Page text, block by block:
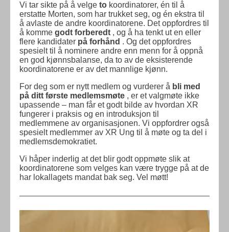
Vi tar sikte på å velge to koordinatorer, én til å
erstatte Morten, som har trukket seg, og én ekstra til
å avlaste de andre koordinatorene. Det oppfordres til
å komme godt forberedt , og å ha tenkt ut en eller
flere kandidater på forhånd . Og det oppfordres
spesielt til å nominere andre enn menn for å oppnå
en god kjønnsbalanse, da to av de eksisterende
koordinatorene er av det mannlige kjønn.
For deg som er nytt medlem og vurderer å bli med
på ditt første medlemsmøte , er et valgmøte ikke
upassende – man får et godt bilde av hvordan XR
fungerer i praksis og en introduksjon til
medlemmene av organisasjonen. Vi oppfordrer også
spesielt medlemmer av XR Ung til å møte og ta del i
medlemsdemokratiet.
Vi håper inderlig at det blir godt oppmøte slik at
koordinatorene som velges kan være trygge på at de
har lokallagets mandat bak seg. Vel møtt!